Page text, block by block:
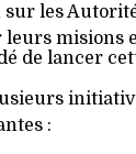
sur les
misions
de lancer
: